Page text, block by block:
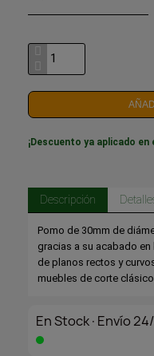
¡Descuento ya aplicado
Descripción
Pomo de 30mm de
gracias a su acabado
de planos rectos y
muebles de corte clásico.
En Stock·Envío